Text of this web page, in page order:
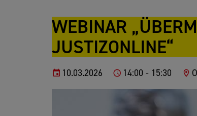
WEBINAR
JUSTIZONLINE“
10.03.2026 14:00 - 15:30